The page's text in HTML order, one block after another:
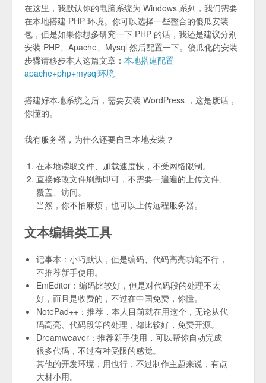
在这里，我默认你的电脑系统为 Windows 系列，我们需要
在本地搭建 PHP 环境。你可以选择一些整合的傻瓜安装
包，但是如果你想多研究一下 PHP 的话，我还是建议分别
安装 PHP、Apache、Mysql 然后配置一下。傻瓜化的安装
步骤请移步本人这篇文章： 本地搭建配置
apache+php+mysql环境
搭建好本地系统之后，需要安装 WordPress ，这是废话，
你懂的。
我有服务器，为什么还要自己本地安装？
在本地读取文件、加载速度快，不受网络限制。
直接修改文件刷新即可，不需要一遍遍的上传文件、
覆盖、访问。
当然，你不怕麻烦，也可以上传远程服务器。
文本编辑类工具
记事本：小巧默认，但是编码、代码高亮功能不行，
不推荐新手使用。
EmEditor：编码比较好，但是对代码段的处理不太
好，而且是收费的，不过在中国免费，你懂。
NotePad++：推荐，本人目前就在用这个，无论从代
码高亮、代码段等的处理，都比较好，免费开源。
Dreamweaver：推荐新手使用，可以帮你自动完成
很多代码，不过有种受限的感觉。
其他的开发环境，用也行，不过制作主题来说，有点
大材小用。